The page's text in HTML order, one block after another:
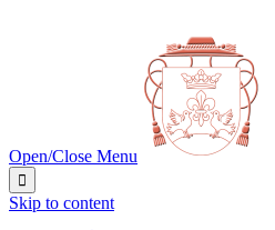
Open/Close Menu

Skip to content